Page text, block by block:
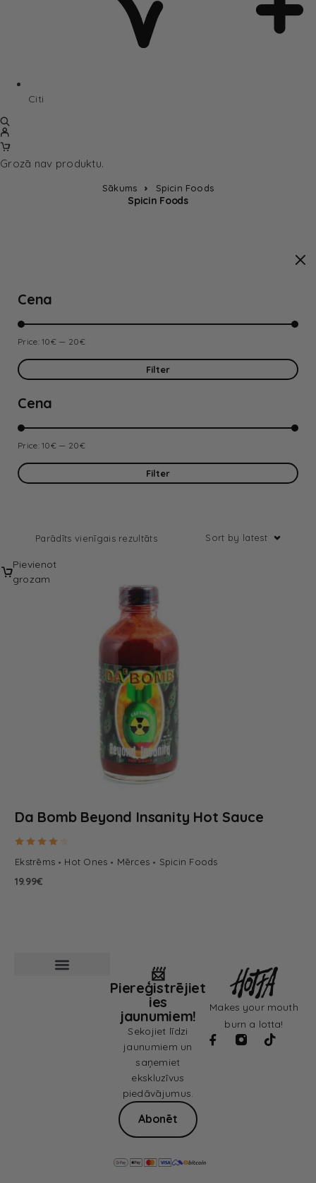
Citi
Grozā nav produktu.
Sākums Spicin Foods
Spicin Foods
Cena
Filter
Price:10€ — 20€
Cena
Filter
Price:10€ — 20€
Parādīts vienīgais rezultāts Sort by latest
Da Bomb Beyond Insanity Hot Sauce
Ekstrēms Hot Ones Mērces Spicin Foods
19.99€
Pievienot
grozam
Makes your mouth
burn a lotta!
📨
Piereģistrējiet
ies
jaunumiem!
Sekojiet līdzi
jaunumiem un
saņemiet
ekskluzīvus
piedāvājumus.
Abonēt